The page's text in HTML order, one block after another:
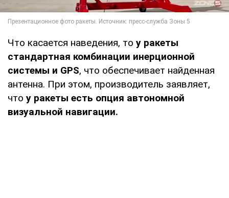
Что касается наведения, то у ракеты
стандартная комбинации инерционной
системы и GPS, что обеспечивает найденная
антенна. При этом, производитель заявляет,
что у ракеты есть опция автономной
визуальной навигации.